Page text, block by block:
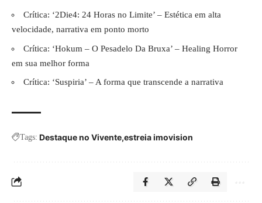
Crítica: ‘2Die4: 24 Horas no Limite’ – Estética em alta
velocidade, narrativa em ponto morto
Crítica: ‘Hokum – O Pesadelo Da Bruxa’ – Healing Horror
em sua melhor forma
Crítica: ‘Suspiria’ – A forma que transcende a narrativa
Tags: Destaque no Vivente estreia imovision